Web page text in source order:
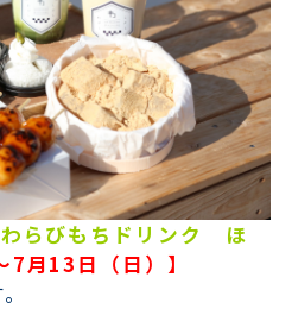
びもちドリンク ほ
7月13日（日）】